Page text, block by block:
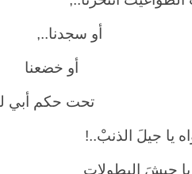
سجدنا..,
خضعنا
حكم أبي
يا جيلَ الذنبْ..!
يا جيشَ البطولاتِ